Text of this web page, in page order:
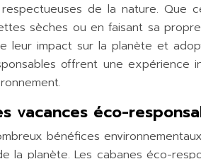
de la nature. Que
sèches ou en faisant sa
leur impact sur la planète et
offrent une expérience
vacances éco-
bénéfices
la planète. Les cabanes éco-